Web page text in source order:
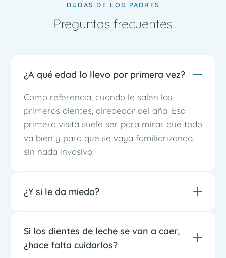
DUDAS DE LOS PADRES
Preguntas frecuentes
¿A qué edad lo llevo por primera vez?
Como referencia, cuando le salen los
primeros dientes, alrededor del año. Esa
primera visita suele ser para mirar que todo
va bien y para que se vaya familiarizando,
sin nada invasivo.
¿Y si le da miedo?
Si los dientes de leche se van a caer,
¿hace falta cuidarlos?